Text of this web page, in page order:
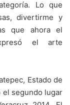
Lo que
divertirme y
que ahora el
el arte
Estado de
el segundo lugar